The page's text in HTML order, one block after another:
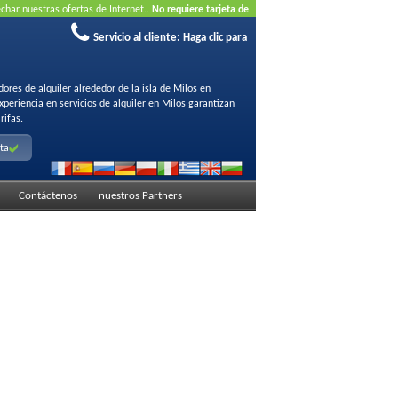
nuestras ofertas de Internet.. No requiere tarjeta de
Servicio al cliente: Haga clic para
de alquiler alrededor de la isla de Milos en
en servicios de alquiler en Milos garantizan
Contáctenos nuestros Partners